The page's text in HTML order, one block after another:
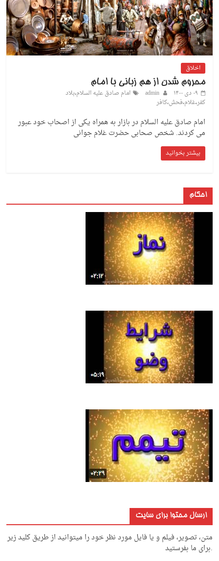
اخلاق
محروم شدن از هم زبانی با امام
۰۹ دی ۱۴۰۰
admin امام صادق علیه السلام،بلاد
کفر،غلام،فحش،کافر
امام صادق علیه السلام در بازار به همراه یکی از اصحاب خود عبور
می کردند. شخص صحابی حضرت غلام جوانی
بیشتر بخوانید
احکام
ارسال محتوا برای سایت
متن، تصویر، فیلم و یا فایل مورد نظر خود را میتوانید از طریق کلید زیر
.برای ما بفرستید